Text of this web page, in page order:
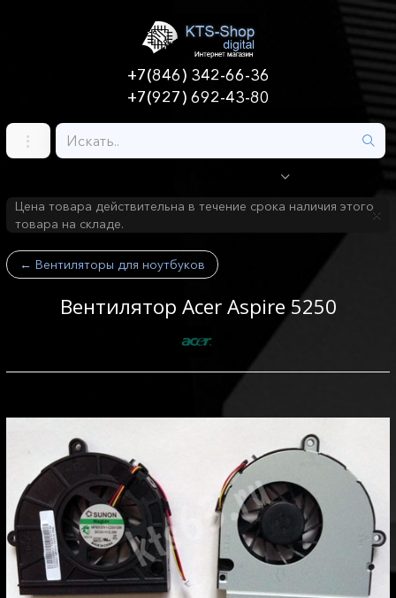
+7(846) 342-66-36
+7(927) 692-43-80
Цена товара действительна в течение срока наличия этого
товара на складе.
← Вентиляторы для ноутбуков
Вентилятор Acer Aspire 5250